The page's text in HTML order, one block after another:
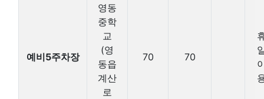
예비5주차장
영동
중학
교
(영
동읍
계산
로
70 70